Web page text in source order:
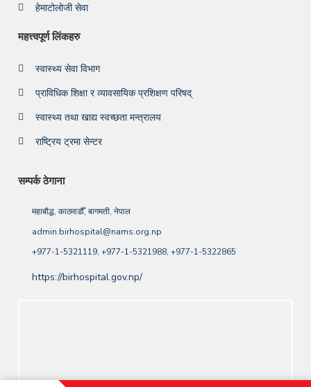
हेमाटोलोजी सेवा
महत्त्वपूर्ण लिंकहरु
स्वास्थ्य सेवा विभाग
प्राविधिक शिक्षा र व्यावसायिक प्रशिक्षण परिषद्
स्वास्थ्य तथा खाद्य स्वच्छता मन्त्रालय
राष्ट्रिय ट्रमा सेन्टर
सम्पर्क ठेगाना
महाबौद्ध, काठमाडौँ, बागमती, नेपाल
admin.birhospital@nams.org.np
+977-1-5321119, +977-1-5321988, +977-1-5322865
https://birhospital.gov.np/